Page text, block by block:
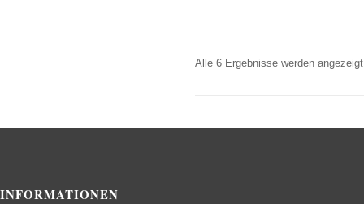
Alle 6 Ergebnisse werden angezeigt
INFORMATIONEN